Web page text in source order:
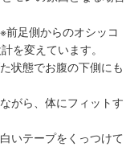
前足側からのオシッコ
を変えています。
状態でお腹の下側にも
がら、体にフィットす
いテープをくっつけて